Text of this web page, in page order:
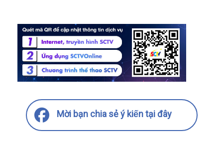
Mời bạn chia sẻ ý kiến tại đây